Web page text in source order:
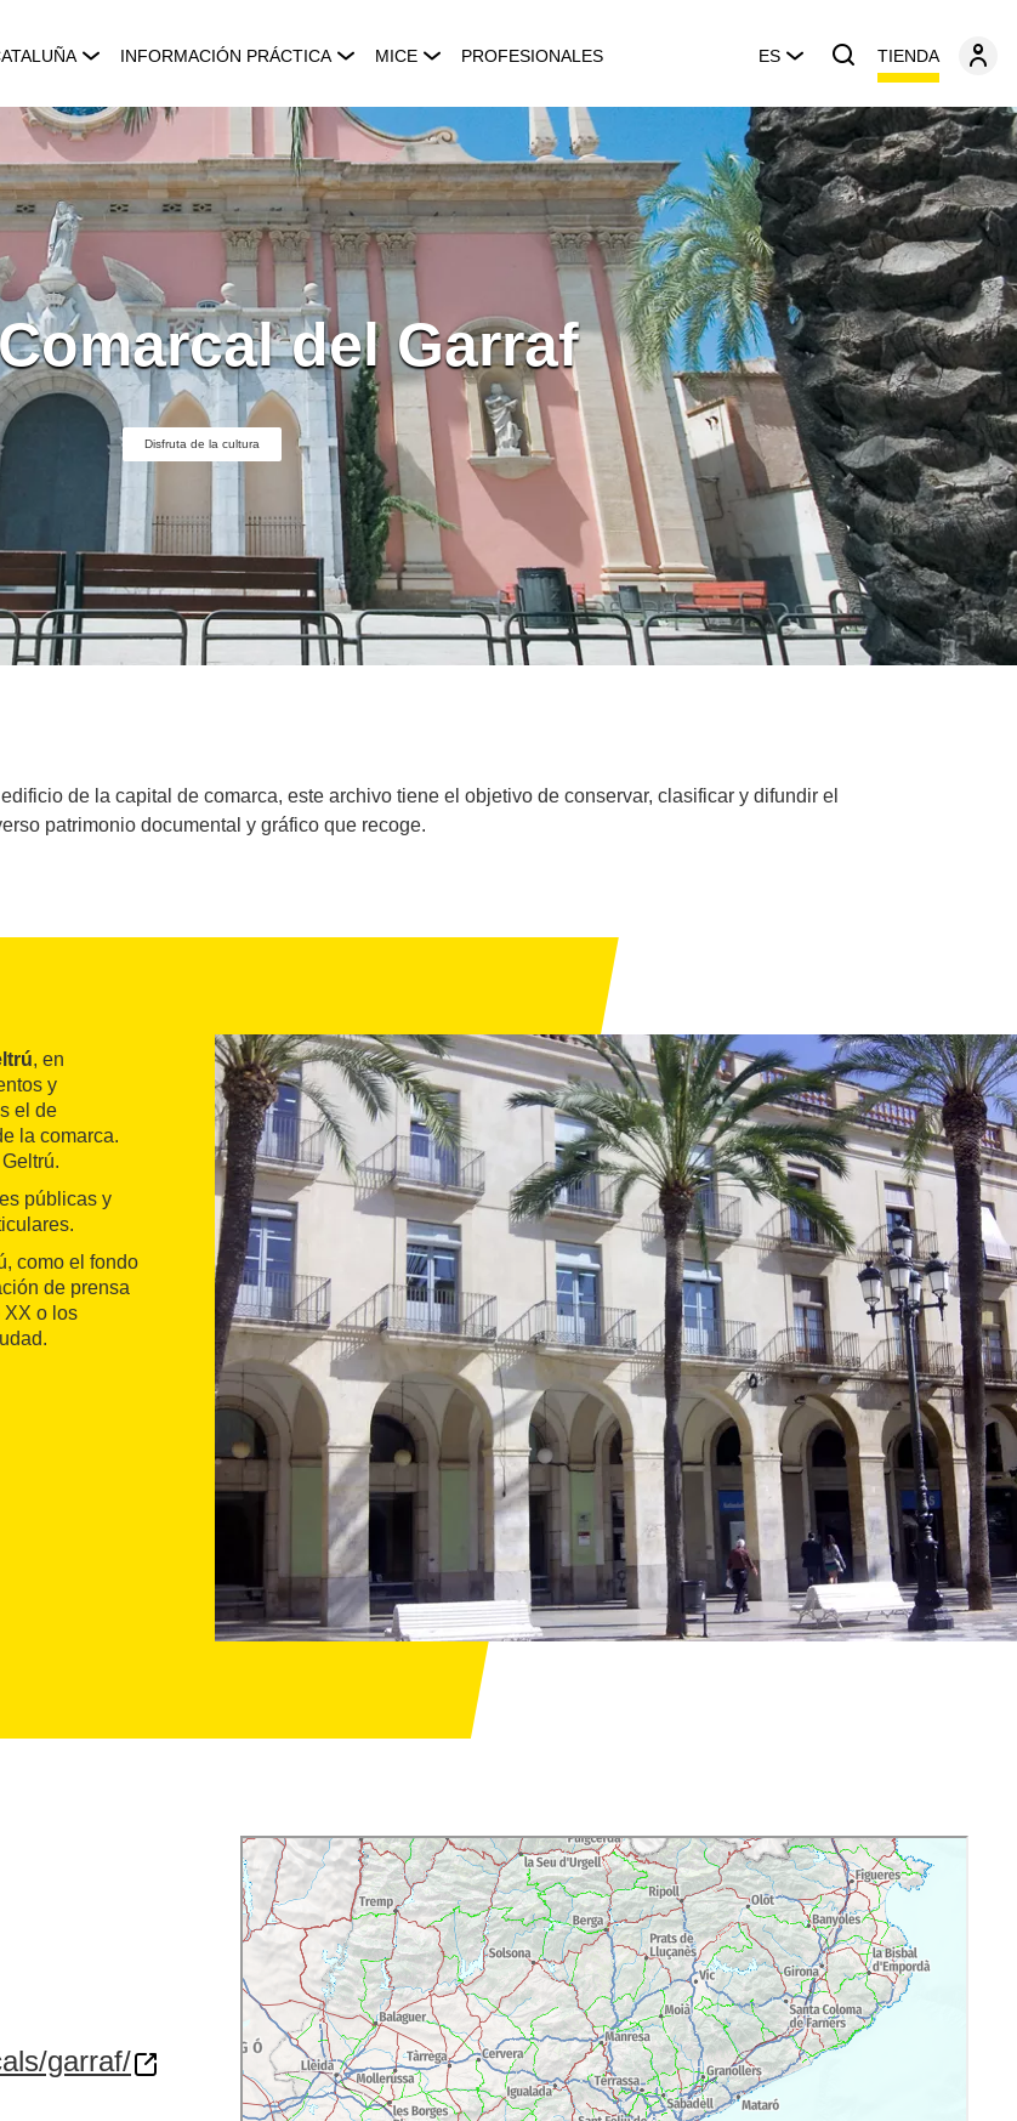
INFORMACIÓN PRÁCTICA MICE PROFESIONALES ES TIENDA
del Garraf
Disfruta de la cultura
de la capital de comarca, este archivo tiene el objetivo de conservar, clasificar y difundir el
patrimonio documental y gráfico que recoge.
, en
y
el de
la comarca.
públicas y
como el fondo
de prensa
XX o los
garraf/